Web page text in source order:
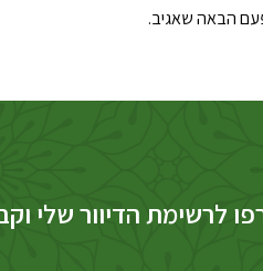
הבאה שאגיב.
לרשימת הדיוור שלי